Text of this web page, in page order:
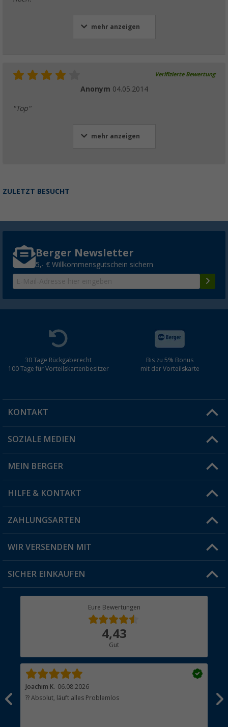
mehr anzeigen
Verifizierte Bewertung
Anonym 04.05.2014
"Top"
mehr anzeigen
ZULETZT BESUCHT
Berger Newsletter
5,- € Willkommensgutschein sichern
30 Tage Rückgaberecht
100 Tage für Vorteilskartenbesitzer
Bis zu 5% Bonus
mit der Vorteilskarte
KONTAKT
Du hast eine Frage?
Filiale finden
SOZIALE MEDIEN
MEIN BERGER
Vorteilskarte
Blog
Jobs & Karriere
HILFE & KONTAKT
FAQ & Kontakt
Versandinformationen
Rücksendung
ZAHLUNGSARTEN
WIR VERSENDEN MIT
SICHER EINKAUFEN
Eure Bewertungen
4,43
Gut
Joachim K. 06.08.2026
?? Absolut, läuft alles Problemlos